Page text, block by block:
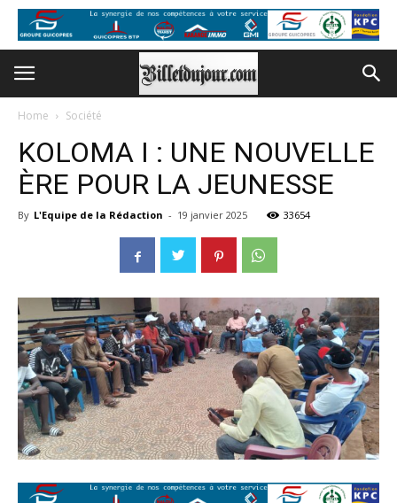
Home Société
KOLOMA I : UNE NOUVELLE
ÈRE POUR LA JEUNESSE
By L'Equipe de la Rédaction - 19 janvier 2025 33654